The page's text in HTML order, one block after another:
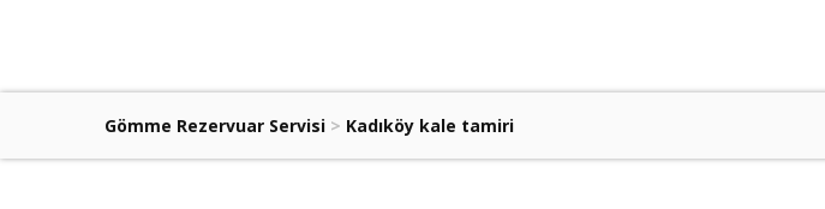
Gömme Rezervuar Servisi > Kadıköy kale tamiri